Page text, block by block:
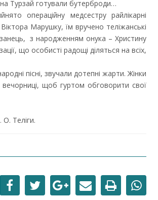
Турзай готували бутерброди…
операційну медсестру райлікарні
Марушку, їм вручено теліжанські
з народженням онука – Христину
що особисті радощі діляться на всіх,
пісні, звучали дотепні жарти. Жінки
вечорниці, щоб гуртом обговорити свої
Теліги.